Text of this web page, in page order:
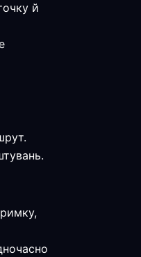
й